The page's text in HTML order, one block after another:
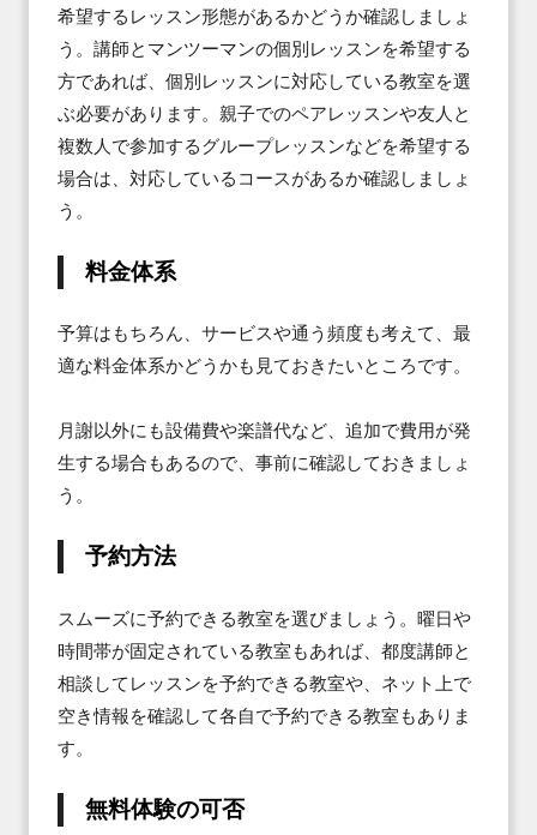
希望するレッスン形態があるかどうか確認しましょ
う。講師とマンツーマンの個別レッスンを希望する
方であれば、個別レッスンに対応している教室を選
ぶ必要があります。親子でのペアレッスンや友人と
複数人で参加するグループレッスンなどを希望する
場合は、対応しているコースがあるか確認しましょ
う。
料金体系
予算はもちろん、サービスや通う頻度も考えて、最
適な料金体系かどうかも見ておきたいところです。
月謝以外にも設備費や楽譜代など、追加で費用が発
生する場合もあるので、事前に確認しておきましょ
う。
予約方法
スムーズに予約できる教室を選びましょう。曜日や
時間帯が固定されている教室もあれば、都度講師と
相談してレッスンを予約できる教室や、ネット上で
空き情報を確認して各自で予約できる教室もありま
す。
無料体験の可否